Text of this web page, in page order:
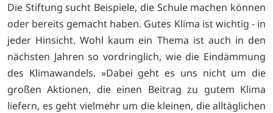
Die Stiftung sucht Beispiele, die Schule machen können
oder bereits gemacht haben. Gutes Klima ist wichtig - in
jeder Hinsicht. Wohl kaum ein Thema ist auch in den
nächsten Jahren so vordringlich, wie die Eindämmung
des Klimawandels. »Dabei geht es uns nicht um die
großen Aktionen, die einen Beitrag zu gutem Klima
liefern, es geht vielmehr um die kleinen, die alltäglichen